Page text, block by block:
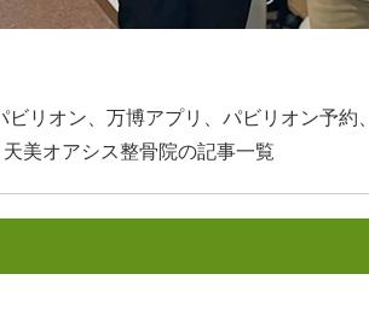
リオン、万博アプリ、パビリオン予約、
美オアシス整骨院の記事一覧